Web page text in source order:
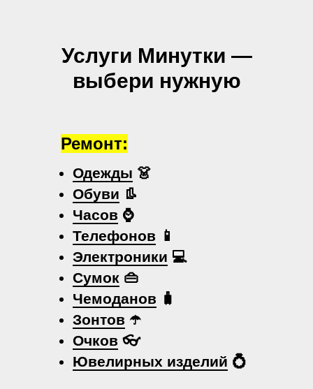
Услуги Минутки —
выбери нужную
Одежды 👗
Обуви 👢
Часов ⌚
Телефонов 📱
Электроники 💻
Сумок 👜
Чемоданов 🧳
Зонтов ☂️
Очков 👓
Ювелирных изделий 💍
Ремонт: